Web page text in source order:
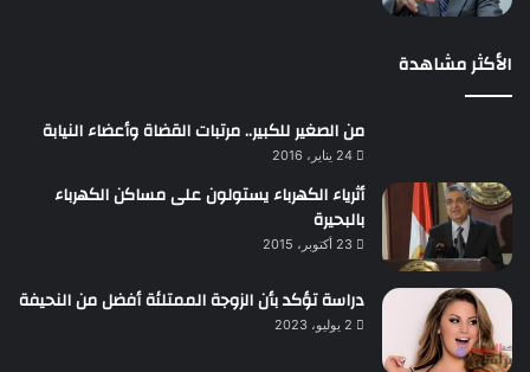
الأكثر مشاهدة
من الصغير للكبير.. مرتبات القضاة وأعضاء النيابة
24 يناير، 2016
أثرياء الكهرباء يستولون على مساكن الكهرباء
بالبحيرة
23 أكتوبر، 2015
دراسة تؤكد بأن الزوجة الممتلئة أفضل من النحيفة
2 يوليو، 2023